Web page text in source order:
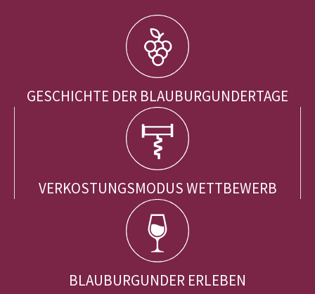
GESCHICHTE DER BLAUBURGUNDERTAGE
VERKOSTUNGSMODUS WETTBEWERB
BLAUBURGUNDER ERLEBEN